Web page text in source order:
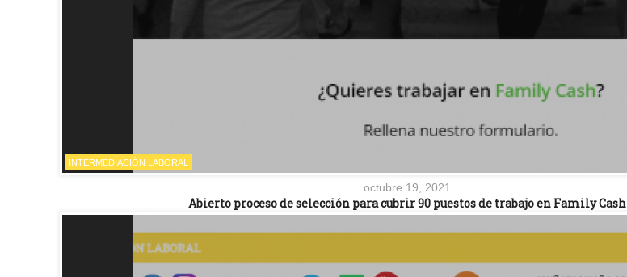
INTERMEDIACIÓN LABORAL
octubre 19, 2021
Abierto proceso de selección para cubrir 90 puestos de trabajo en Family Cash